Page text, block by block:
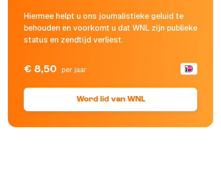
Hiermee helpt u ons journalistieke geluid te
behouden en voorkomt u dat WNL zijn publieke
status en zendtijd verliest.
€ 8,50 per jaar
Word lid van WNL